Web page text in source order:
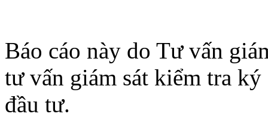
Báo cáo này do Tư vấn
tư vấn giám sát kiểm tra
đầu tư.